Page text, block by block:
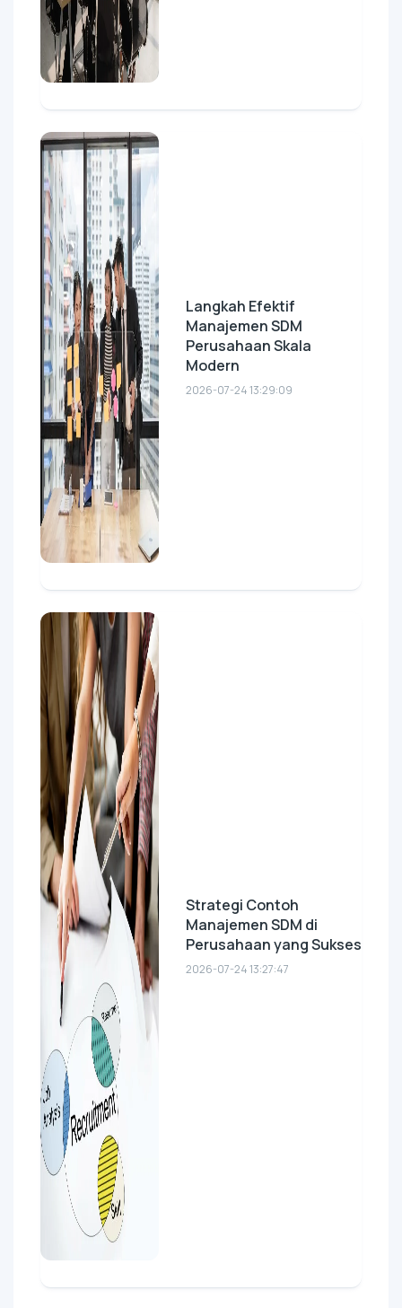
Langkah Efektif
Manajemen SDM
Perusahaan Skala
Modern
2026-07-24 13:29:09
Strategi Contoh
Manajemen SDM di
Perusahaan yang Sukses
2026-07-24 13:27:47